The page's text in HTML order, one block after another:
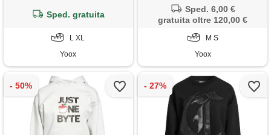
Sped. gratuita
L XL
Yoox
Sped. 6,00 €
gratuita oltre 120,00 €
M S
Yoox